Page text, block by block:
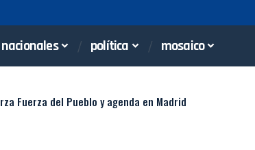
nacionales política mosaico
Fuerza del Pueblo y agenda en Madrid